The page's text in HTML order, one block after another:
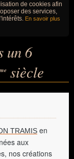
de cookies afin
des services,
En savoir plus
un 6
siècle
TRAMIS en
aux
nos créations